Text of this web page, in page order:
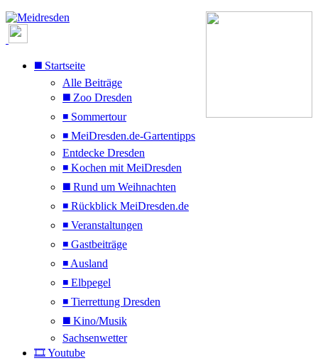
◼️ Startseite
Alle Beiträge
◼️ Zoo Dresden
◾ Sommertour
◾ MeiDresden.de-Gartentipps
Entdecke Dresden
◾ Kochen mit MeiDresden
◼️ Rund um Weihnachten
◾ Rückblick MeiDresden.de
◾ Veranstaltungen
◾ Gastbeiträge
◾ Ausland
◾ Elbpegel
◾ Tierrettung Dresden
◼️ Kino/Musik
Sachsenwetter
🎞️ Youtube